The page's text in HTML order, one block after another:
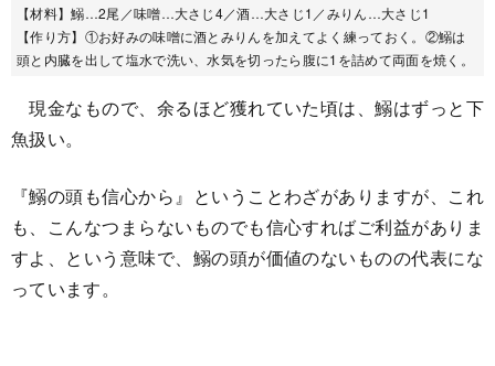
【材料】鰯…2尾／味噌…大さじ4／酒…大さじ1／みりん…大さじ1
【作り方】①お好みの味噌に酒とみりんを加えてよく練っておく。②鰯は
頭と内臓を出して塩水で洗い、水気を切ったら腹に1を詰めて両面を焼く。
現金なもので、余るほど獲れていた頃は、鰯はずっと下
魚扱い。
『鰯の頭も信心から』ということわざがありますが、これ
も、こんなつまらないものでも信心すればご利益がありま
すよ、という意味で、鰯の頭が価値のないものの代表にな
っています。